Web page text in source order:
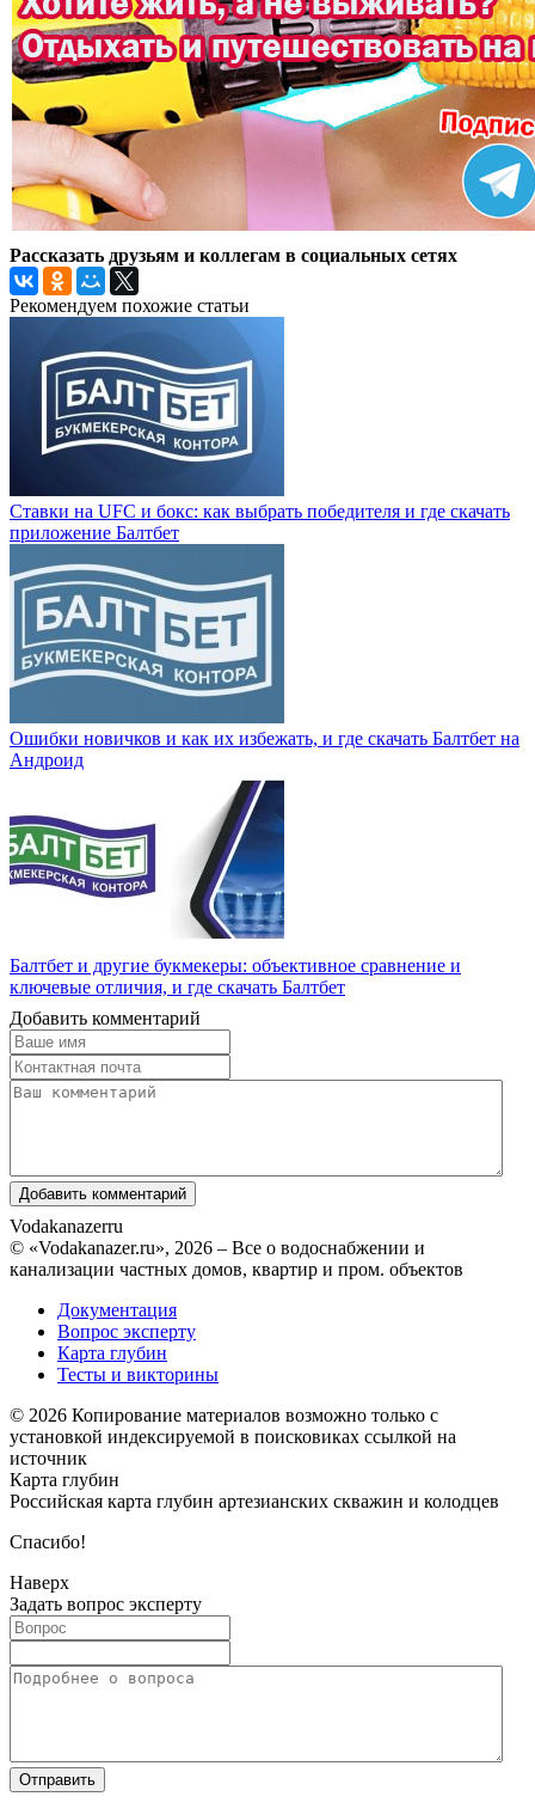
Рассказать друзьям и коллегам в социальных сетях
Рекомендуем похожие статьи
Ставки на UFC и бокс: как выбрать победителя и где скачать
приложение Балтбет
Ошибки новичков и как их избежать, и где скачать Балтбет на
Андроид
Балтбет и другие букмекеры: объективное сравнение и
ключевые отличия, и где скачать Балтбет
Добавить комментарий
Vodakanazerru
© «Vodakanazer.ru», 2026 – Все о водоснабжении и
канализации частных домов, квартир и пром. объектов
Документация
Вопрос эксперту
Карта глубин
Тесты и викторины
© 2026 Копирование материалов возможно только с
установкой индексируемой в поисковиках ссылкой на
источник
Карта глубин
Российская карта глубин артезианских скважин и колодцев
Спасибо!
Наверх
Задать вопрос эксперту